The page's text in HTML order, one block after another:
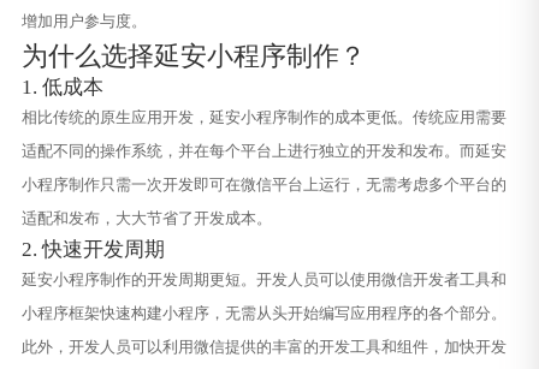
增加用户参与度。
为什么选择延安小程序制作？
1. 低成本
相比传统的原生应用开发，延安小程序制作的成本更低。传统应用需要
适配不同的操作系统，并在每个平台上进行独立的开发和发布。而延安
小程序制作只需一次开发即可在微信平台上运行，无需考虑多个平台的
适配和发布，大大节省了开发成本。
2. 快速开发周期
延安小程序制作的开发周期更短。开发人员可以使用微信开发者工具和
小程序框架快速构建小程序，无需从头开始编写应用程序的各个部分。
此外，开发人员可以利用微信提供的丰富的开发工具和组件，加快开发